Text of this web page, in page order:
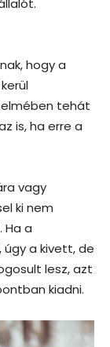
hogy a
tehát
is, ha erre a
vagy
ki nem
Ha a
a kivett, de
lesz, azt
kiadni.